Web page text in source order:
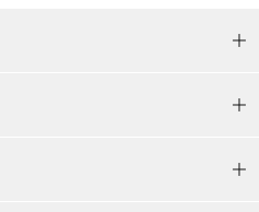
【特集】
【特集】